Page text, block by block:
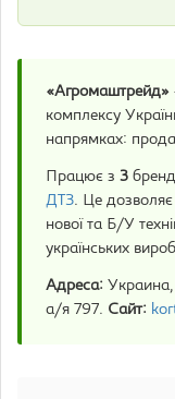
«Агромаштрейд»
комплексу
напрямках:
Працює з 3
ДТЗ. Це дозволяє
нової та Б/У
українських
Адреса: Украина,
а/я 797. Сайт: